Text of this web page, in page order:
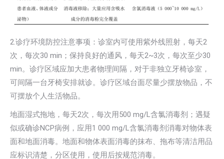
2.诊疗环境防控注意事项：诊室内可使用紫外线照射，每天2
次，每次30 min；保持良好的通风，每天2~3次，每次至少30
min。诊疗区域应加大患者物理间隔，对于非独立牙椅诊室，
可间隔一台牙椅安排就诊。诊疗区域台面尽量少摆放物品，不
可摆放个人生活物品。
地面湿式拖地，每天2次，每次用500 mg/L含氯消毒剂；遇疑
似或确诊NCP病例，应用1 000 mg/L含氯消毒剂消毒对物体表
面和地面消毒。地面和物体表面消毒的抹布、拖布等清洁用品
应标识清楚，分区使用，使用后按规范消毒。